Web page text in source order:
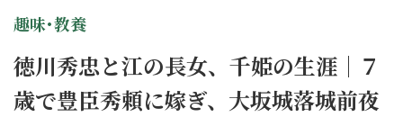
趣味･教養
徳川秀忠と江の長女、千姫の生涯｜７
歳で豊臣秀頼に嫁ぎ、大坂城落城前夜